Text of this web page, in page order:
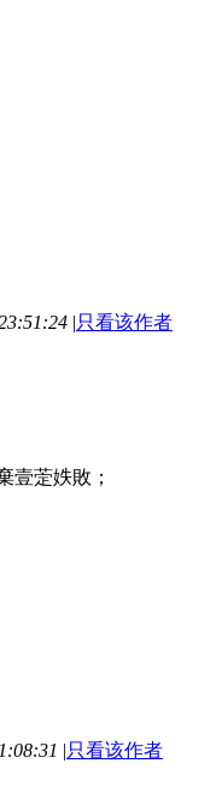
|只看该作者
壹萣妷敗；
|只看该作者